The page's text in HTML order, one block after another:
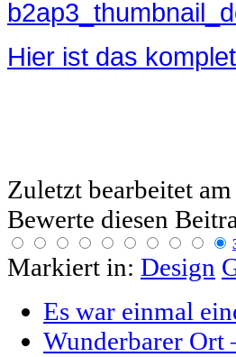
Hier ist das
Zuletzt bearbeitet am
Bewerte diesen
Markiert in: Design
Es war einmal
Wunderbarer Ort